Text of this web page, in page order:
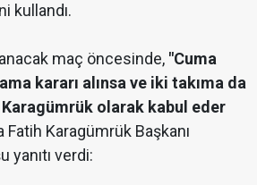
kullandı.
maç öncesinde, "Cuma
kararı alınsa ve iki takıma da
olarak kabul eder
Fatih Karagümrük Başkanı
yanıtı verdi: